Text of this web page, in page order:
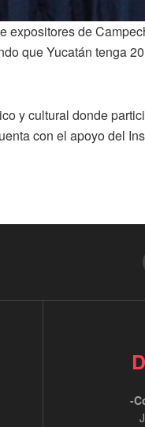
expositores de
que Yucatán tenga
y cultural donde
con el apoyo del
-